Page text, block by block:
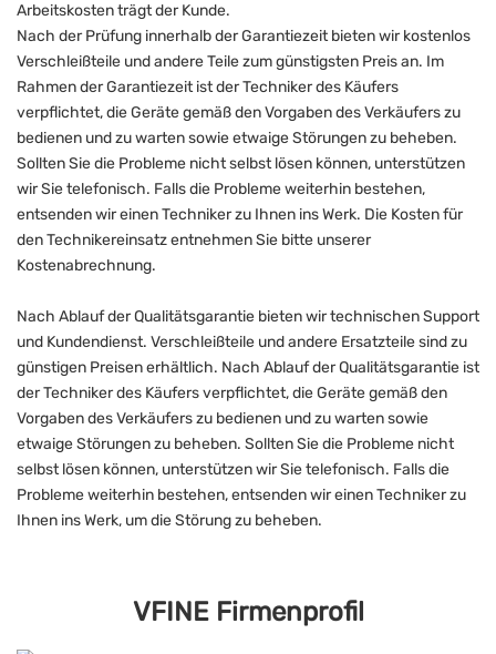
Arbeitskosten trägt der Kunde.
Nach der Prüfung innerhalb der Garantiezeit bieten wir kostenlos
Verschleißteile und andere Teile zum günstigsten Preis an. Im
Rahmen der Garantiezeit ist der Techniker des Käufers
verpflichtet, die Geräte gemäß den Vorgaben des Verkäufers zu
bedienen und zu warten sowie etwaige Störungen zu beheben.
Sollten Sie die Probleme nicht selbst lösen können, unterstützen
wir Sie telefonisch. Falls die Probleme weiterhin bestehen,
entsenden wir einen Techniker zu Ihnen ins Werk. Die Kosten für
den Technikereinsatz entnehmen Sie bitte unserer
Kostenabrechnung.
Nach Ablauf der Qualitätsgarantie bieten wir technischen Support
und Kundendienst. Verschleißteile und andere Ersatzteile sind zu
günstigen Preisen erhältlich. Nach Ablauf der Qualitätsgarantie ist
der Techniker des Käufers verpflichtet, die Geräte gemäß den
Vorgaben des Verkäufers zu bedienen und zu warten sowie
etwaige Störungen zu beheben. Sollten Sie die Probleme nicht
selbst lösen können, unterstützen wir Sie telefonisch. Falls die
Probleme weiterhin bestehen, entsenden wir einen Techniker zu
Ihnen ins Werk, um die Störung zu beheben.
VFINE Firmenprofil